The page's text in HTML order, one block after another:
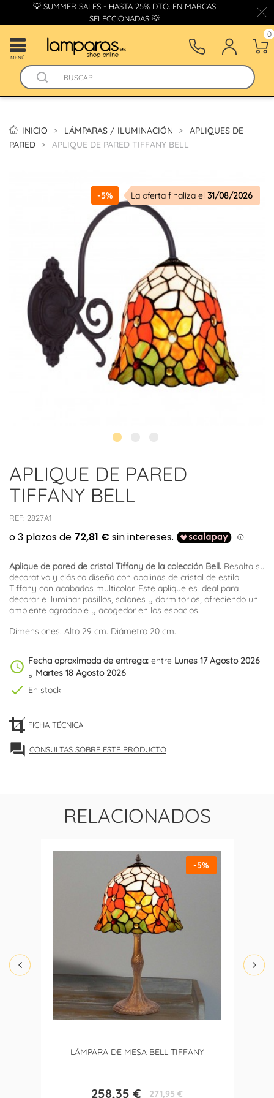
💡 SUMMER SALES - HASTA 25% DTO. EN MARCAS
SELECCIONADAS 💡
MENÚ
0
INICIO LÁMPARAS / ILUMINACIÓN
APLIQUES DE
PARED
APLIQUE DE PARED TIFFANY BELL
-5% La oferta finaliza el 31/08/2026
APLIQUE DE PARED
TIFFANY BELL
REF: 2827A1
Aplique de pared de cristal Tiffany de la colección Bell. Resalta su
decorativo y clásico diseño con opalinas de cristal de estilo
Tiffany con acabados multicolor. Este aplique es ideal para
decorar e iluminar pasillos, salones y dormitorios, ofreciendo un
ambiente agradable y acogedor en los espacios.
Dimensiones: Alto 29 cm. Diámetro 20 cm.
schedule Fecha aproximada de entrega: entre Lunes 17 Agosto 2026
y Martes 18 Agosto 2026
check En stock
FICHA TÉCNICA
forum CONSULTAS SOBRE ESTE PRODUCTO
RELACIONADOS
LÁMPARA DE MESA BELL TIFFANY
258,35 € 271,95 €
-5%